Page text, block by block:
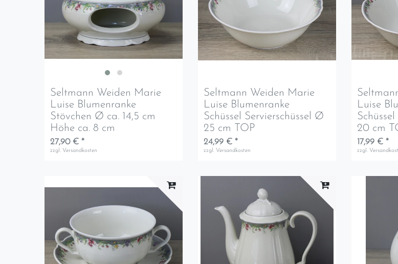
Seltmann Weiden Marie
Luise Blumenranke
Stövchen Ø ca. 14,5 cm
Höhe ca. 8 cm
27,90 € *
zzgl. Versandkosten
Seltmann Weiden Marie
Luise Blumenranke
Schüssel Servierschüssel Ø
25 cm TOP
24,99 € *
zzgl. Versandkosten
Luise
20 cm
17,99 € *
zzgl.